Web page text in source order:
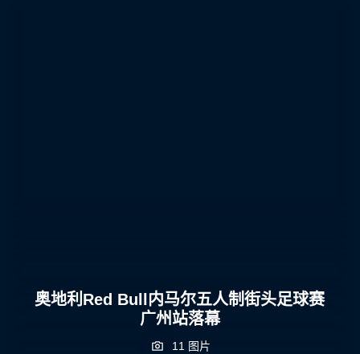
奥地利Red Bull内马尔五人制街头足球赛
广州站落幕
11 图片